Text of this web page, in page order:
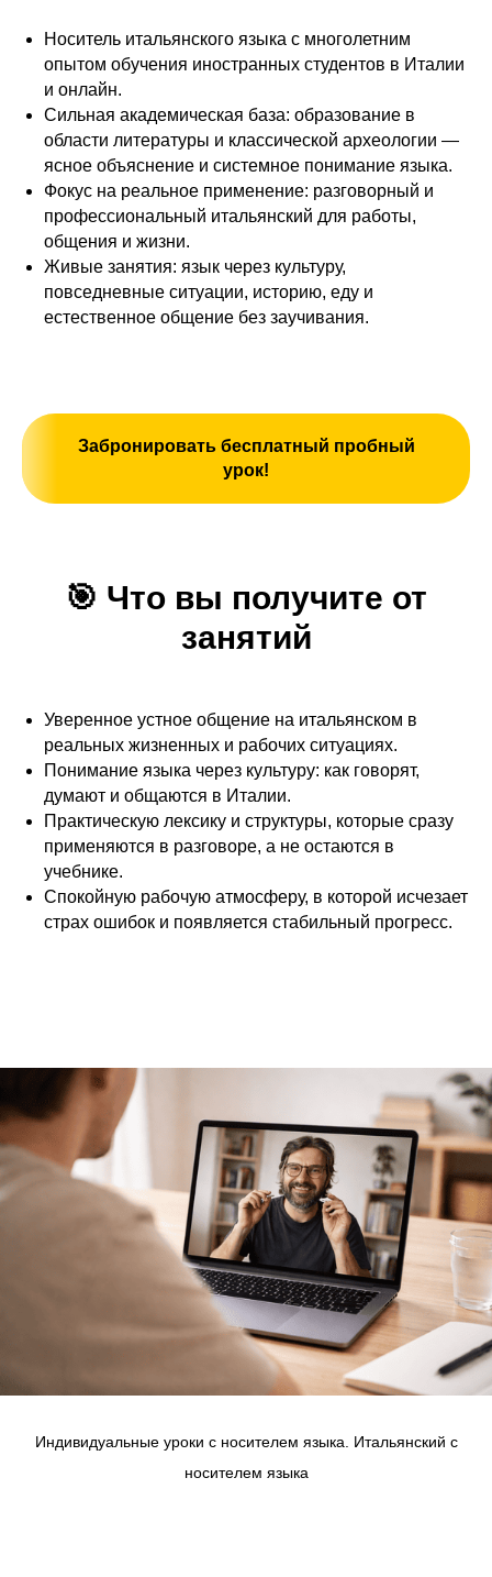
Носитель итальянского языка с многолетним
опытом обучения иностранных студентов в Италии
и онлайн.
Сильная академическая база: образование в
области литературы и классической археологии —
ясное объяснение и системное понимание языка.
Фокус на реальное применение: разговорный и
профессиональный итальянский для работы,
общения и жизни.
Живые занятия: язык через культуру,
повседневные ситуации, историю, еду и
естественное общение без заучивания.
Забронировать бесплатный пробный
урок!
🎯 Что вы получите от
занятий
Уверенное устное общение на итальянском в
реальных жизненных и рабочих ситуациях.
Понимание языка через культуру: как говорят,
думают и общаются в Италии.
Практическую лексику и структуры, которые сразу
применяются в разговоре, а не остаются в
учебнике.
Спокойную рабочую атмосферу, в которой исчезает
страх ошибок и появляется стабильный прогресс.
Индивидуальные уроки с носителем языка. Итальянский с
носителем языка